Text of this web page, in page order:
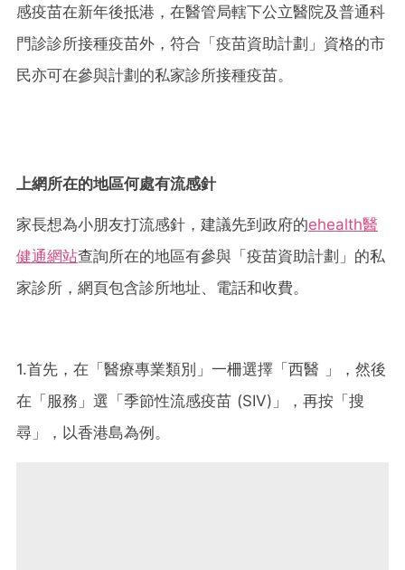
感疫苗在新年後抵港，在醫管局轄下公立醫院及普通科
門診診所接種疫苗外，符合「疫苗資助計劃」資格的市
民亦可在參與計劃的私家診所接種疫苗。
上網所在的地區何處有流感針
家長想為小朋友打流感針，建議先到政府的ehealth醫
健通網站查詢所在的地區有參與「疫苗資助計劃」的私
家診所，網頁包含診所地址、電話和收費。
1.首先，在「醫療專業類別」一柵選擇「西醫 」，然後
在「服務」選「季節性流感疫苗 (SIV)」，再按「搜
尋」，以香港島為例。